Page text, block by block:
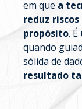
em que a
reduz
propósito.
quando
sólida de
resultado